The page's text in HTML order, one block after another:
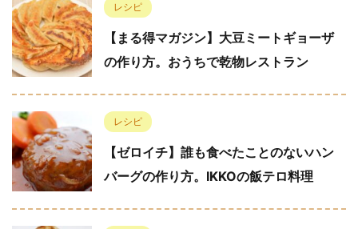
レシピ
【まる得マガジン】大豆ミートギョーザ
の作り方。おうちで乾物レストラン
レシピ
【ゼロイチ】誰も食べたことのないハン
バーグの作り方。IKKOの飯テロ料理